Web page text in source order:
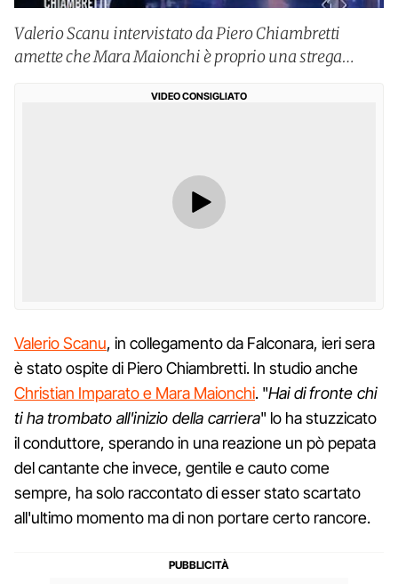
Valerio Scanu intervistato da Piero Chiambretti
amette che Mara Maionchi è proprio una strega…
VIDEO CONSIGLIATO
Valerio Scanu, in collegamento da Falconara, ieri sera
è stato ospite di Piero Chiambretti. In studio anche
Christian Imparato e Mara Maionchi. "Hai di fronte chi
ti ha trombato all'inizio della carriera" lo ha stuzzicato
il conduttore, sperando in una reazione un pò pepata
del cantante che invece, gentile e cauto come
sempre, ha solo raccontato di esser stato scartato
all'ultimo momento ma di non portare certo rancore.